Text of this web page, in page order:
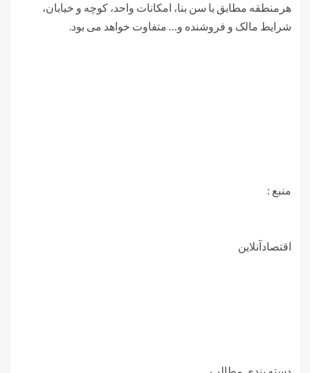
هرمنطقه مطابق با سن بنا، امکانات واحد، کوچه و خیابان،
شرایط مالک و فروشنده و… متفاوت خواهد می بود.
منبع :
اقتصادآنلاین